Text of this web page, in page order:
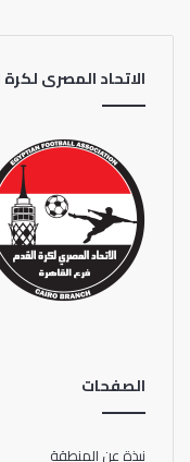
الاتحاد المصرى
الصفحات
نبذة عن المنطقة